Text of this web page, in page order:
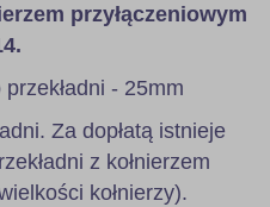
przyłączeniowym
- 25mm
Za dopłatą istnieje
z kołnierzem
kołnierzy).